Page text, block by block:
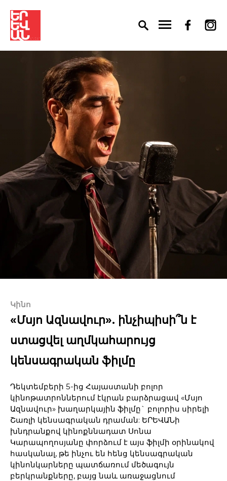
Կինո
«Մսյո Ազնավուր». ինչիպիսի՞ն է
ստացվել աղմկահարույց
կենսագրական ֆիլմը
Դեկտեմբերի 5-ից Հայաստանի բոլոր
կինոթատրոններում էկրան բարձրացավ «Մսյո
Ազնավուր» խաղարկային ֆիլմը` բոլորիս սիրելի
Շառլի կենսագրական դրաման: ԵՐԵՎԱՆի
խնդրանքով կինոքննադատ Սոնա
Կարապողոսյանը փորձում է այս ֆիլմի օրինակով
հասկանալ, թե ինչու են հենց կենսագրական
կինոնկարները պատճառում մեծագույն
բերկրանքները, բայց նաև առաջացնում